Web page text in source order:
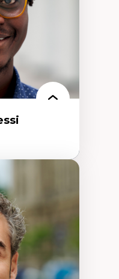
des
naturelles
territoire
francophone